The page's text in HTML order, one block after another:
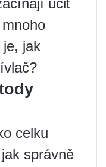
učit
je, jak
celku
správně